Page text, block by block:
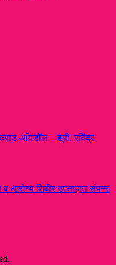
आॕयडॉल – श्री. रविंद्र
शिबीर उत्साहात संपन्न